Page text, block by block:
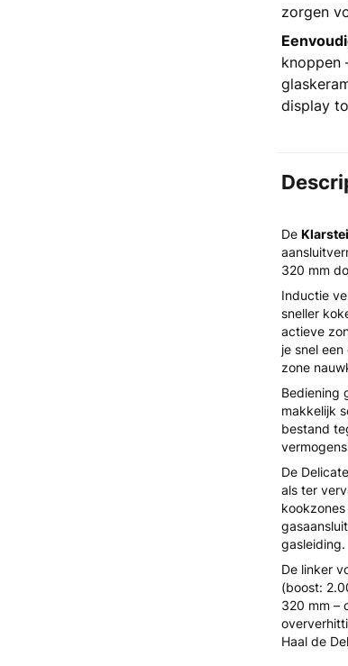
zorgen
knoppen
display
De
320 mm
Inductie
sneller
actieve
je snel
zone
Bediening
makkelijk
bestand
De
als ter
gasleiding.
De linker
(boost:
320 mm –
Haal de